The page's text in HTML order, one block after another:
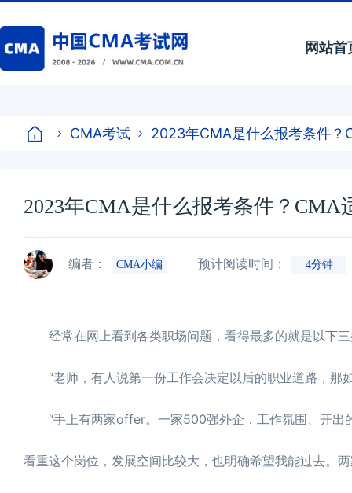
网站首
CMA考试 2023年CMA是什么报考条件？
2023年CMA是什么报考条件？CMA
编者： CMA小编 预计阅读时间： 4分钟
经常在网上看到各类职场问题，看得最多的就是以下
“老师，有人说第一份工作会决定以后的职业道路，那
“手上有两家offer。一家500强外企，工作氛围、开出
看重这个岗位，发展空间比较大，也明确希望我能过去。